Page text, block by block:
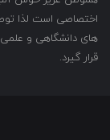
اختصاصی است لذا
های دانشگاهی و علمی
قرار گیرد.